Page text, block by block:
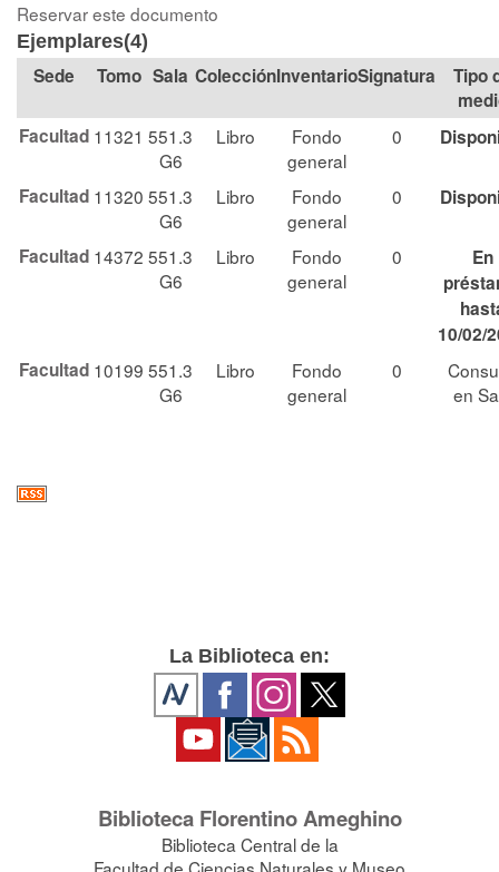
Reservar este documento
Ejemplares(4)
Tomo Sala Colección Signatura
Tipo
Facultad 11321 551.3
G6
Libro
Fondo
general
0
Facultad 11320 551.3
G6
Libro
Fondo
general
0
Facultad 14372 551.3
G6
Libro
Fondo
general
0
En
10/02/
Facultad 10199 551.3
G6
Libro
Fondo
general
0
en
La Biblioteca en:
Biblioteca Florentino Ameghino
Biblioteca Central de la
Facultad de Ciencias Naturales y Museo